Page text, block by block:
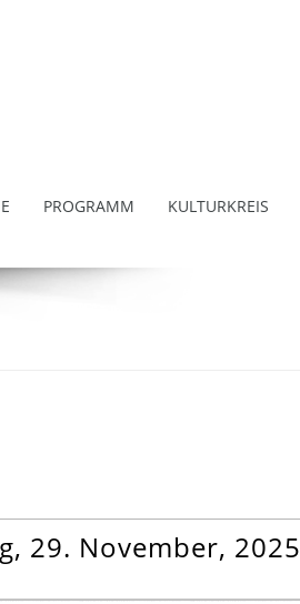
PROGRAMM KULTURKREIS
29. November, 2025